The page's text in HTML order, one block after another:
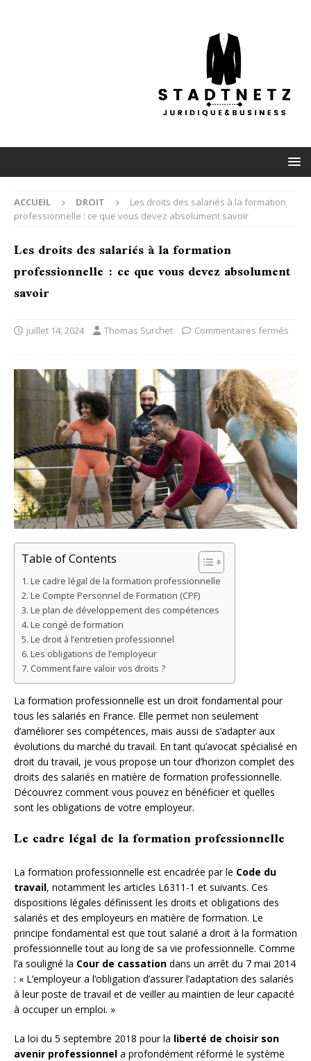
ACCUEIL DROIT
Les droits des salariés à la formation
professionnelle : ce que vous devez absolument savoir
Les droits des salariés à la formation
professionnelle : ce que vous devez absolument
savoir
juillet 14, 2024 Thomas Surchet Commentaires fermés
Table of Contents
Le cadre légal de la formation professionnelle
Le Compte Personnel de Formation (CPF)
Le plan de développement des compétences
Le congé de formation
Le droit à l’entretien professionnel
Les obligations de l’employeur
Comment faire valoir vos droits ?
La formation professionnelle est un droit fondamental pour
tous les salariés en France. Elle permet non seulement
d’améliorer ses compétences, mais aussi de s’adapter aux
évolutions du marché du travail. En tant qu’avocat spécialisé en
droit du travail, je vous propose un tour d’horizon complet des
droits des salariés en matière de formation professionnelle.
Découvrez comment vous pouvez en bénéficier et quelles
sont les obligations de votre employeur.
Le cadre légal de la formation professionnelle
La formation professionnelle est encadrée par le Code du
travail, notamment les articles L6311-1 et suivants. Ces
dispositions légales définissent les droits et obligations des
salariés et des employeurs en matière de formation. Le
principe fondamental est que tout salarié a droit à la formation
professionnelle tout au long de sa vie professionnelle. Comme
l’a souligné la Cour de cassation dans un arrêt du 7 mai 2014
: « L’employeur a l’obligation d’assurer l’adaptation des salariés
à leur poste de travail et de veiller au maintien de leur capacité
à occuper un emploi. »
La loi du 5 septembre 2018 pour la liberté de choisir son
avenir professionnel a profondément réformé le système